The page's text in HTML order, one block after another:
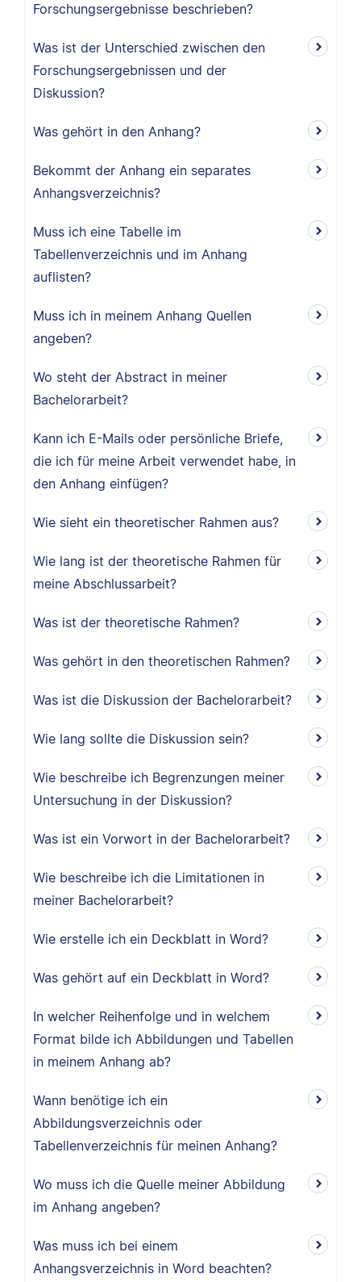
Forschungsergebnisse beschrieben?
Was ist der Unterschied zwischen den
Forschungsergebnissen und der
Diskussion?
Was gehört in den Anhang?
Bekommt der Anhang ein separates
Anhangsverzeichnis?
Muss ich eine Tabelle im
Tabellenverzeichnis und im Anhang
auflisten?
Muss ich in meinem Anhang Quellen
angeben?
Wo steht der Abstract in meiner
Bachelorarbeit?
Kann ich E-Mails oder persönliche Briefe,
die ich für meine Arbeit verwendet habe, in
den Anhang einfügen?
Wie sieht ein theoretischer Rahmen aus?
Wie lang ist der theoretische Rahmen für
meine Abschlussarbeit?
Was ist der theoretische Rahmen?
Was gehört in den theoretischen Rahmen?
Was ist die Diskussion der Bachelorarbeit?
Wie lang sollte die Diskussion sein?
Wie beschreibe ich Begrenzungen meiner
Untersuchung in der Diskussion?
Was ist ein Vorwort in der Bachelorarbeit?
Wie beschreibe ich die Limitationen in
meiner Bachelorarbeit?
Wie erstelle ich ein Deckblatt in Word?
Was gehört auf ein Deckblatt in Word?
In welcher Reihenfolge und in welchem
Format bilde ich Abbildungen und Tabellen
in meinem Anhang ab?
Wann benötige ich ein
Abbildungsverzeichnis oder
Tabellenverzeichnis für meinen Anhang?
Wo muss ich die Quelle meiner Abbildung
im Anhang angeben?
Was muss ich bei einem
Anhangsverzeichnis in Word beachten?